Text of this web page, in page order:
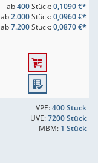
ab400Stück:0,1090 €*
ab2.000Stück:0,0960 €*
ab7.200Stück:0,0870 €*
VPE:400 Stück
UVE:7200 Stück
MBM: 1 Stück